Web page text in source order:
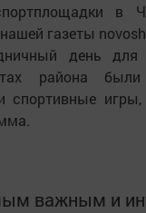
в
газеты
день для
района были
спортивные
важным и